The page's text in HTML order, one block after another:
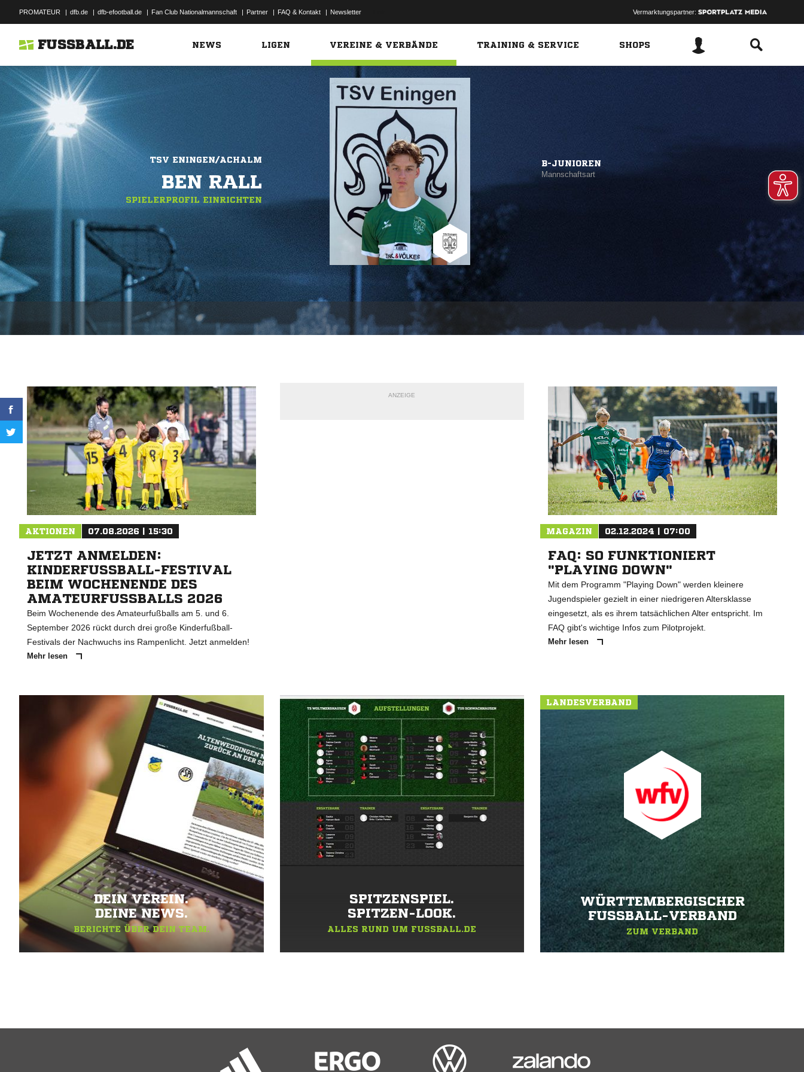
PROMATEUR | dfb.de | dfb-efootball.de | Fan Club Nationalmannschaft | Partner | FAQ & Kontakt | Newsletter Vermarktungspartner:
FUSSBALL.DE NEWS LIGEN VEREINE & VERBÄNDE TRAINING & SERVICE SHOPS
TSV ENINGEN/ACHALM
BEN RALL
SPIELERPROFIL EINRICHTEN
B-JUNIOREN
Mannschaftsart
AKTIONEN 07.08.2026 | 15:30
JETZT ANMELDEN:
KINDERFUSSBALL-FESTIVAL B
EIM WOCHENENDE DES A
MATEURFUSSBALLS 2026
Beim Wochenende des Amateurfußballs am 5. und 6.
September 2026 rückt durch drei große Kinderfußball-
Festivals der Nachwuchs ins Rampenlicht. Jetzt anmelden!
Mehr lesen
ANZEIGE
MAGAZIN 02.12.2024 | 07:00
FAQ: SO FUNKTIONIERT
"PLAYING DOWN"
Mit dem Programm "Playing Down" werden kleinere
Jugendspieler gezielt in einer niedrigeren Altersklasse
eingesetzt, als es ihrem tatsächlichen Alter entspricht. Im
FAQ gibt's wichtige Infos zum Pilotprojekt.
Mehr lesen
DEIN VEREIN.
DEINE NEWS.
BERICHTE ÜBER DEIN TEAM.
SPITZENSPIEL.
SPITZEN-LOOK.
ALLES RUND UM FUSSBALL.DE
LANDESVERBAND
WÜRTTEMBERGISCHER
FUSSBALL-VERBAND
ZUM VERBAND